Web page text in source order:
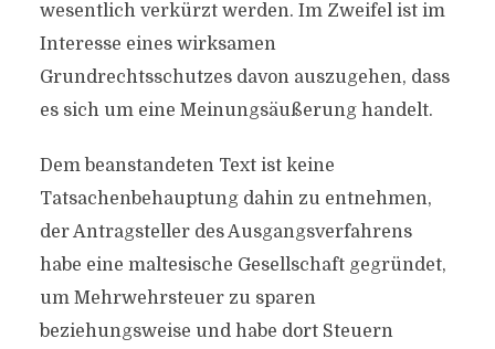
wesentlich verkürzt werden. Im Zweifel ist im
Interesse eines wirksamen
Grundrechtsschutzes davon auszugehen, dass
es sich um eine Meinungsäußerung handelt.
Dem beanstandeten Text ist keine
Tatsachenbehauptung dahin zu entnehmen,
der Antragsteller des Ausgangsverfahrens
habe eine maltesische Gesellschaft gegründet,
um Mehrwehrsteuer zu sparen
beziehungsweise und habe dort Steuern